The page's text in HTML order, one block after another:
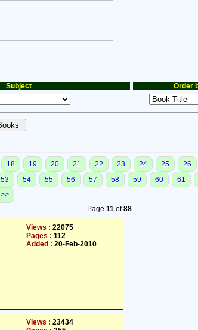
Subject Order
18 19 20 21 22 23 24 25 26
53 54 55 56 57 58 59 60 61
>>
Page 11 of88
Views : 22075
Pages : 112
Added : 20-Feb-2010
Views : 23434